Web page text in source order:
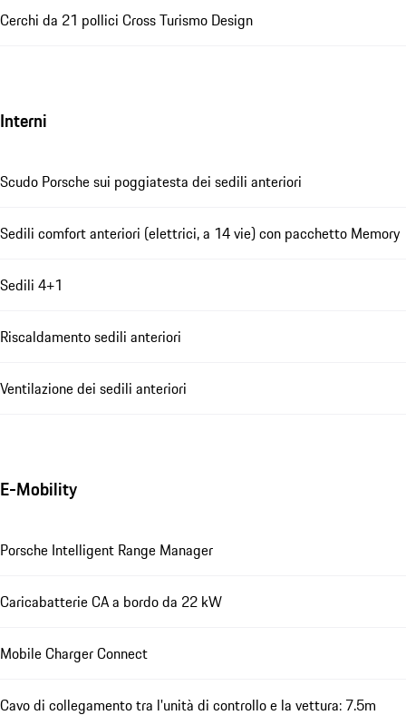
Cerchi da 21 pollici Cross Turismo Design
Interni
Scudo Porsche sui poggiatesta dei sedili anteriori
Sedili comfort anteriori (elettrici, a 14 vie) con pacchetto Memory
Sedili 4+1
Riscaldamento sedili anteriori
Ventilazione dei sedili anteriori
E-Mobility
Porsche Intelligent Range Manager
Caricabatterie CA a bordo da 22 kW
Mobile Charger Connect
Cavo di collegamento tra l'unità di controllo e la vettura: 7.5m